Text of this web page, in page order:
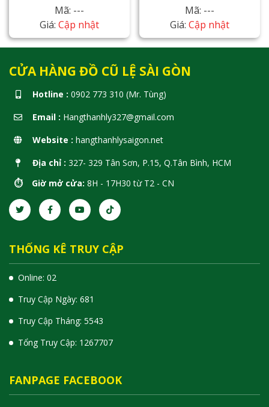
Mã: ---
Giá: Cập nhật
Mã: ---
Giá: Cập nhật
CỬA HÀNG ĐỒ CŨ LỆ SÀI GÒN
Hotline : 0902 773 310 (Mr. Tùng)
Email : Hangthanhly327@gmail.com
Website : hangthanhlysaigon.net
Địa chỉ : 327- 329 Tân Sơn, P.15, Q.Tân Bình, HCM
⏱️ Giờ mở cửa: 8H - 17H30 từ T2 - CN
THỐNG KÊ TRUY CẬP
Online: 02
Truy Cập Ngày: 681
Truy Cập Tháng: 5543
Tổng Truy Cập: 1 267707
FANPAGE FACEBOOK